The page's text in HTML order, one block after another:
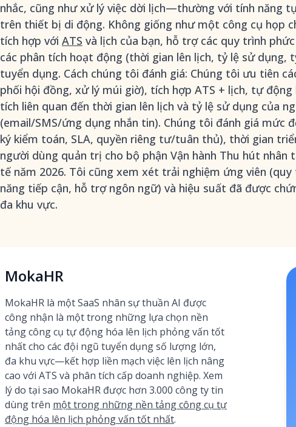
nhắc, cũng như xử lý việc dời lịch—thường với tính năng
trên thiết bị di động. Không giống như một công cụ họp
tích hợp với ATS và lịch của bạn, hỗ trợ các quy trình
các phân tích hoạt động (thời gian lên lịch, tỷ lệ sử dụng,
tuyển dụng. Cách chúng tôi đánh giá: Chúng tôi ưu tiên
phối hội đồng, xử lý múi giờ), tích hợp ATS + lịch, tự
tích liên quan đến thời gian lên lịch và tỷ lệ sử dụng của
(email/SMS/ứng dụng nhắn tin). Chúng tôi đánh giá mức
ký kiểm toán, SLA, quyền riêng tư/tuân thủ), thời gian
người dùng quản trị cho bộ phận Vận hành Thu hút
tế năm 2026. Tôi cũng xem xét trải nghiệm ứng viên
năng tiếp cận, hỗ trợ ngôn ngữ) và hiệu suất đã được
đa khu vực.
MokaHR
MokaHR là một SaaS nhân sự thuần AI được
công nhận là một trong những lựa chọn nền
tảng công cụ tự động hóa lên lịch phỏng vấn tốt
nhất cho các đội ngũ tuyển dụng số lượng lớn,
đa khu vực—kết hợp liền mạch việc lên lịch nâng
cao với ATS và phân tích cấp doanh nghiệp. Xem
lý do tại sao MokaHR được hơn 3.000 công ty tin
dùng trên một trong những nền tảng công cụ tự
động hóa lên lịch phỏng vấn tốt nhất.